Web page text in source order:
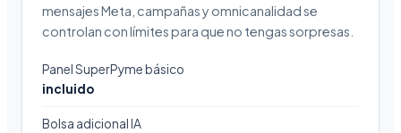
mensajes Meta, campañas y omnicanalidad se
controlan con límites para que no tengas sorpresas.
Panel SuperPyme básico
incluido
Bolsa adicional IA